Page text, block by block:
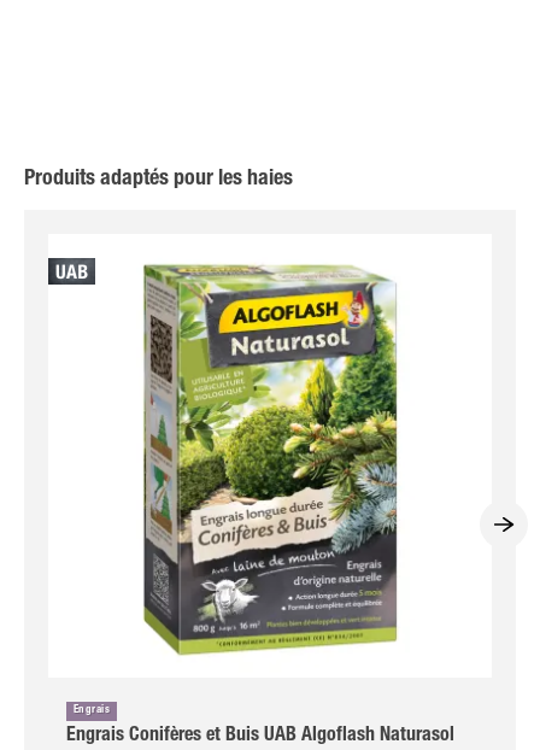
Produits adaptés pour les haies
Engrais
Engrais Conifères et Buis UAB Algoflash Naturasol